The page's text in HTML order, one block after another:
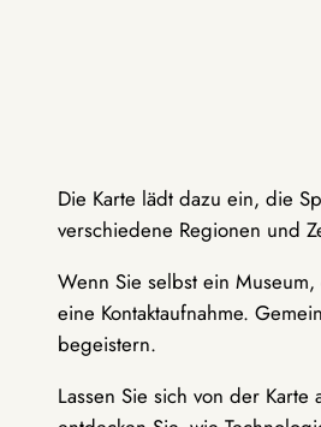
Die Karte lädt dazu ein, die
verschiedene Regionen und
Wenn Sie selbst ein
eine Kontaktaufnahme.
begeistern.
Lassen Sie sich von der